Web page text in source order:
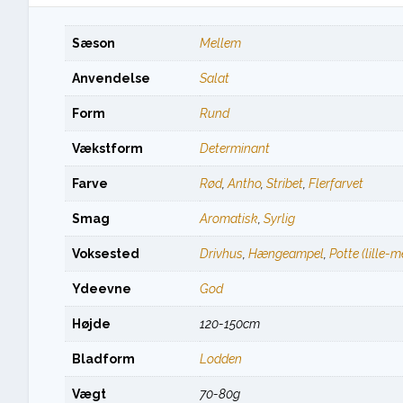
Sæson Mellem
Anvendelse Salat
Form Rund
Vækstform Determinant
Farve Rød, Antho, Stribet Flerfarvet
Smag Aromatisk Syrlig
Voksested Drivhus Hængeampel Potte (lille-
Ydeevne God
Højde 120-150cm
Bladform Lodden
Vægt 70-80g